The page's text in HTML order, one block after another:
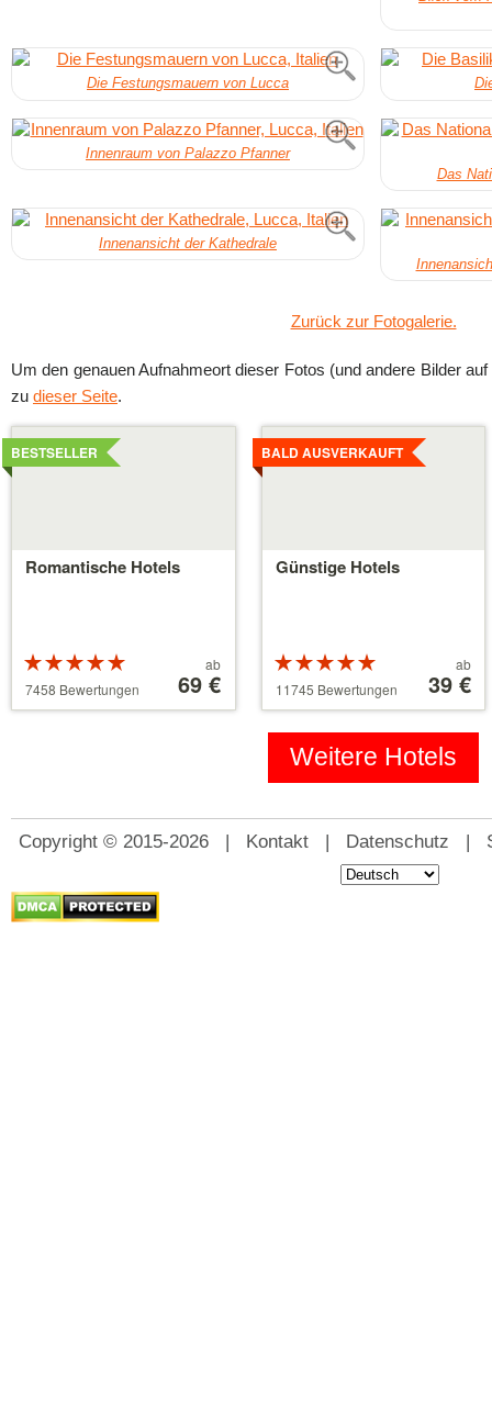
Die Festungsmauern von Lucca
Innenraum von Palazzo Pfanner
Das
Innenansicht der Kathedrale
Zurück zur Fotogalerie.
Um den genauen Aufnahmeort dieser Fotos (und andere Bilder
zu dieser Seite.
Romantische Hotels
BESTSELLER
Bewertung:
5 von 5
Sternen
7458 Bewertungen
ab
69 €
Details
ansehen
Günstige Hotels
BALD AUSVERKAUFT
Bewertung:
5 von 5
Sternen
11745 Bewertungen 110 €
ab
39 €
Details
ansehen
Weitere Hotels
Copyright © 2015-2026 | Kontakt | Datenschutz |